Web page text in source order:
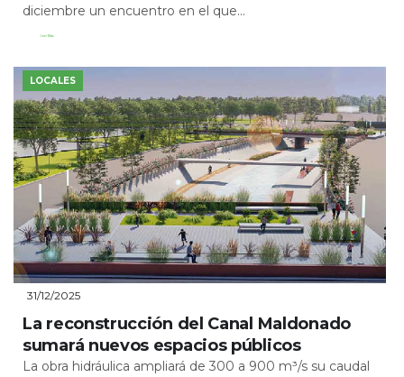
diciembre un encuentro en el que...
Leer Más
LOCALES
31/12/2025
La reconstrucción del Canal Maldonado
sumará nuevos espacios públicos
La obra hidráulica ampliará de 300 a 900 m³/s su caudal